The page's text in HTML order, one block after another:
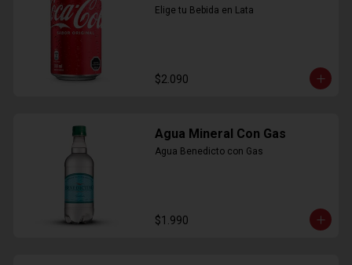
Elige tu Bebida en Lata
$2.090
Agua Mineral Con Gas
Agua Benedicto con Gas
$1.990